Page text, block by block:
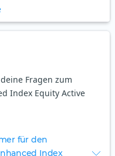
Fragen zum
Index Equity Active
für den
Index